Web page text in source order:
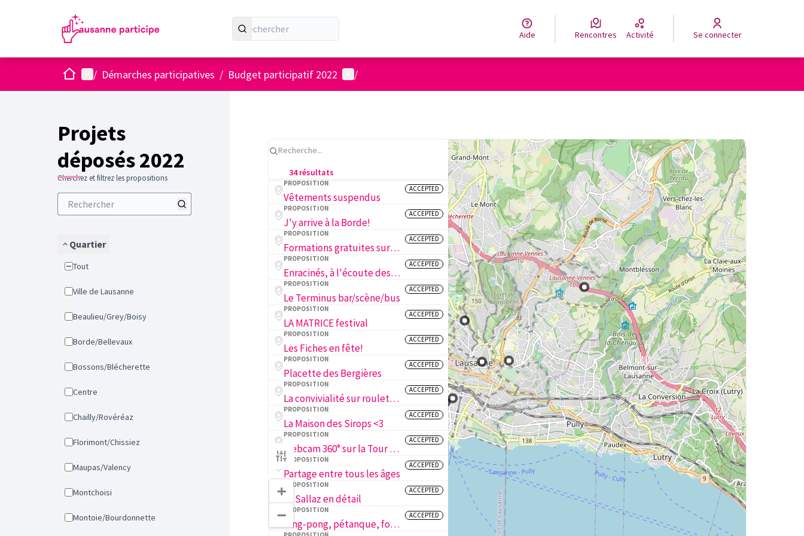
Aide Rencontres Activité Se connecter
AccueilMenu principal
/ Démarches participatives / Budget participatif 2022 Menu utilisateur
/
Projets
déposés 2022
Cherchez et filtrez les propositions
Quartier
Tout
Ville de Lausanne
Beaulieu/Grey/Boisy
Borde/Bellevaux
Bossons/Blécherette
Centre
Chailly/Rovéréaz
Florimont/Chissiez
Maupas/Valency
Montchoisi
Montoie/Bourdonnette
34 résultats
PROPOSITION
Vêtements suspendus
ACCEPTED
PROPOSITION
J'y arrive à la Borde!
ACCEPTED
PROPOSITION
Formations gratuites sur la biodiversité des insectes en ville
ACCEPTED
PROPOSITION
Enracinés, à l'écoute des arbres de la ville
ACCEPTED
PROPOSITION
Le Terminus bar/scène/bus
ACCEPTED
PROPOSITION
LA MATRICE festival
ACCEPTED
PROPOSITION
Les Fiches en fête!
ACCEPTED
PROPOSITION
Placette des Bergières
ACCEPTED
PROPOSITION
La convivialité sur roulettes !
ACCEPTED
PROPOSITION
La Maison des Sirops <3
ACCEPTED
PROPOSITION
Webcam 360° sur la Tour de Sauvabelin
ACCEPTED
PROPOSITION
Partage entre tous les âges
ACCEPTED
PROPOSITION
La Sallaz en détail
ACCEPTED
PROPOSITION
Ping-pong, pétanque, foot et basket aux Fiches Nord!
ACCEPTED
+
−